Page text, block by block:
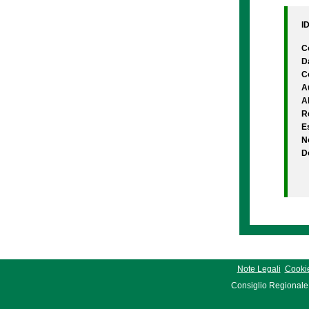
Note Legali
Consiglio Regionale